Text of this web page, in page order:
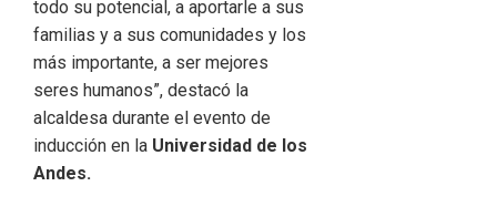
todo su potencial, a aportarle a sus
familias y a sus comunidades y los
más importante, a ser mejores
seres humanos”, destacó la
alcaldesa durante el evento de
inducción en la Universidad de los
Andes.